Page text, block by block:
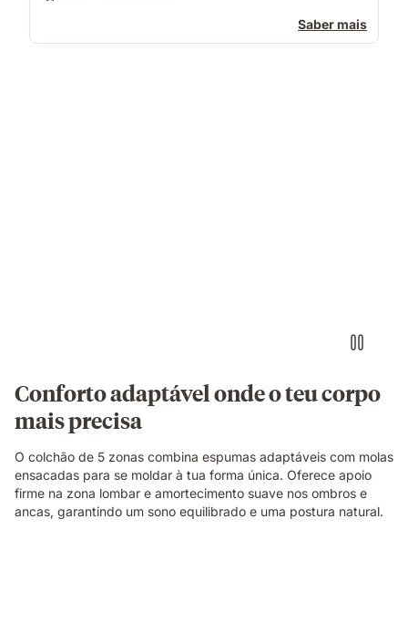
Saber mais
descanso.
Conforto adaptável onde o teu corpo
mais precisa
O colchão de 5 zonas combina espumas adaptáveis com molas
ensacadas para se moldar à tua forma única. Oferece apoio
firme na zona lombar e amortecimento suave nos ombros e
ancas, garantindo um sono equilibrado e uma postura natural.